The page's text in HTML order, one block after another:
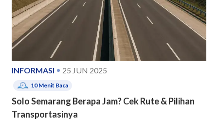
INFORMASI 25 JUN 2025
10Menit Baca
Solo Semarang Berapa Jam? Cek Rute & Pilihan
Transportasinya